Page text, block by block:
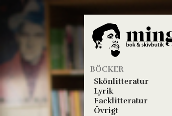
BÖCKER
Skönlitteratur
Lyrik
Facklitteratur
Övrigt